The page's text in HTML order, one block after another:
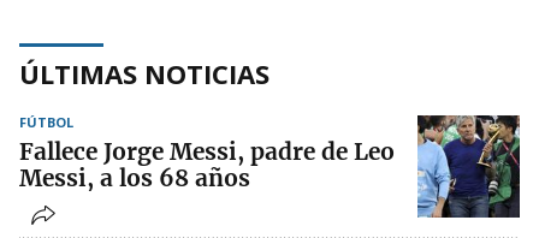
ÚLTIMAS NOTICIAS
FÚTBOL
Fallece Jorge Messi, padre de Leo
Messi, a los 68 años